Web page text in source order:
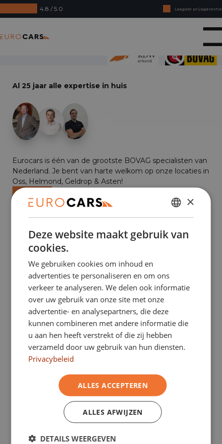
4.8 / 5.0
Laagste prijsgarantie
Online kopen, niet goed geld terug
Financial lease - Soepele acceptatie
Al 25 jaar alle expertise in huis
Eurocars is één van de grootste BOVAG specialisten van
Nederland. Je bent van harte welkom op onze locaties in
Oss, Helmond, Geldrop & Asten!
1152 beoordeeld
Lees op Google alle ervaringen van onze tevreden
Eurocars
Koopaanbod personenauto’s
Koopaanbod bedrijfswagens
Financial lease aanbod
Shortlease
Onze vestigingen
5663 PA Geldrop
DUTCH
ENGLISH
×
Deze website maakt gebruik van
cookies.
We gebruiken cookies om inhoud en
advertenties te personaliseren en om ons
verkeer te analyseren. We delen ook informatie
over uw gebruik van onze site met onze
advertentie- en analysepartners, die deze
kunnen combineren met andere informatie die
u aan hen heeft verstrekt of die zij hebben
verzameld door uw gebruik van hun diensten.
Privacybeleid
ALLES ACCEPTEREN
ALLES AFWIJZEN
DETAILS WEERGEVEN